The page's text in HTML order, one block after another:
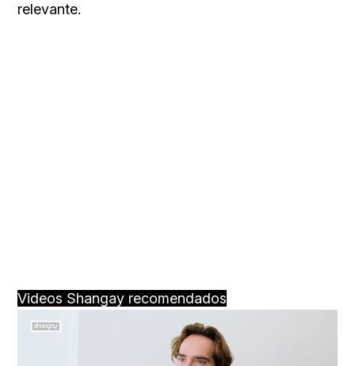
relevante.
Videos Shangay recomendados